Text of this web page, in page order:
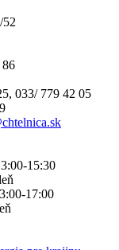
52
033/ 779 42 05
15:30
17:00